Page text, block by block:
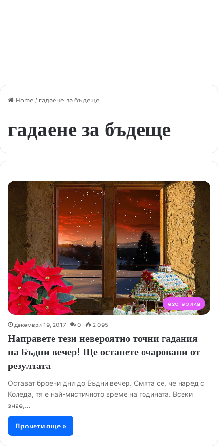
Home / гадаене за бъдеще
гадаене за бъдеще
езотерика
декември 19, 2017 0 2 095
Направете тези невероятно точни гадания
на Бъдни вечер! Ще останете очаровани от
резултата
Остават броени дни до Бъдни вечер. Смята се, че наред с
Коледа, тя е най-мистичното време на годината. Всеки
знае,…
Прочети още »